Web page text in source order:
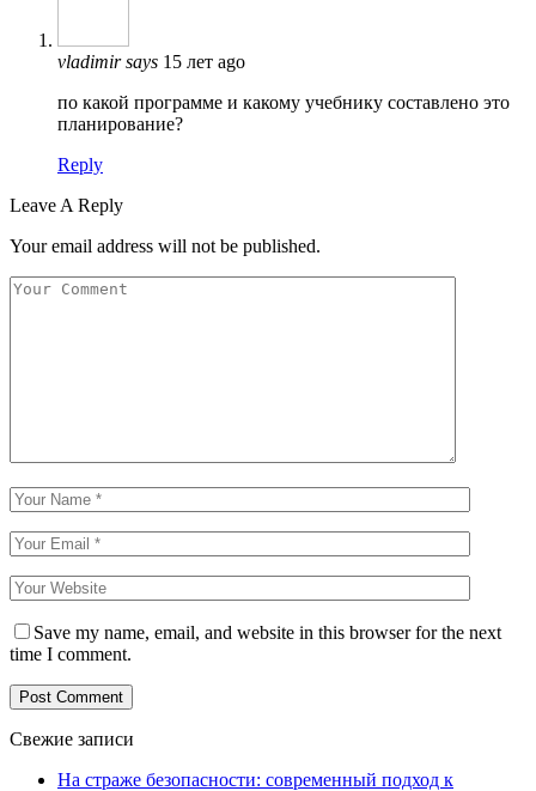
vladimirsays 15 лет ago
по какой программе и какому учебнику составлено это
планирование?
Reply
Leave A Reply
Your email address will not be published.
Save my name, email, and website in this browser for the next
time I comment.
Свежие записи
На страже безопасности: современный подход к